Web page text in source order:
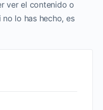
ver el contenido o
lo has hecho, es